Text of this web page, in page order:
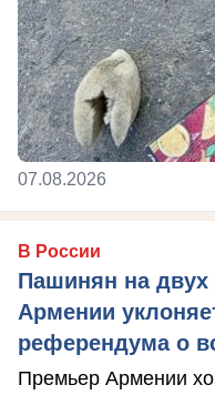
07.08.2026
В России
Пашинян на двух
Армении
референдума о
Премьер Армении